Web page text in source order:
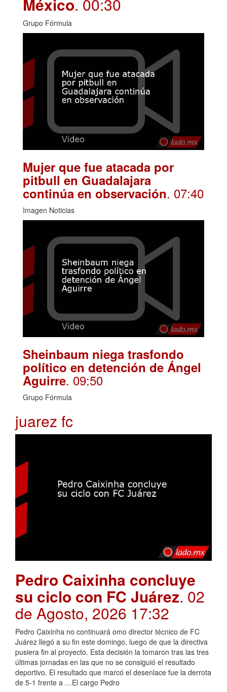
Grupo Fórmula
Mujer que fue atacada por
pitbull en Guadalajara
continúa en observación. 07:40
Imagen Noticias
Sheinbaum niega trasfondo
político en detención de Ángel
Aguirre. 09:50
Grupo Fórmula
juarez fc
Pedro Caixinha concluye
su ciclo con FC Juárez. 02
de Agosto, 2026 17:32
Pedro Caixinha no continuará omo director técnico de FC
Juárez llegó a su fin este domingo, luego de que la directiva
pusiera fin al proyecto. Esta decisión la tomaron tras las tres
últimas jornadas en las que no se consiguió el resultado
deportivo. El resultado que marcó el desenlace fue la derrota
de 5-1 frente a …El cargo Pedro